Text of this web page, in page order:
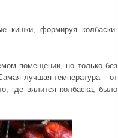
кишки, формируя колбаски.
помещении, но только без
лучшая температура – от
где вялится колбаска, было